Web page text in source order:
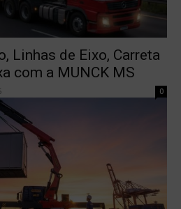
Linhas de Eixo, Carreta
com a MUNCK MS
0